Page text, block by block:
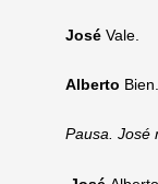
José Vale.
Alberto
Pausa. José